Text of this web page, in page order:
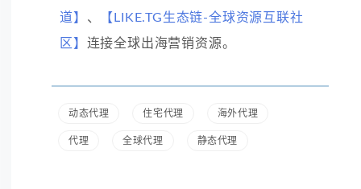
道】 、
【LIKE.TG生态链-全球资源互联社
区】 连接全球出海营销资源。
动态代理 住宅代理 海外代理
代理 全球代理 静态代理